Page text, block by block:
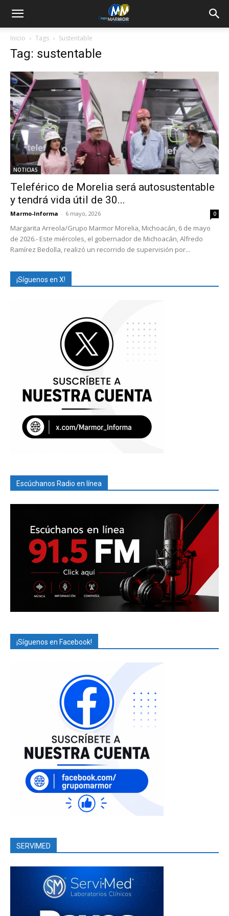
Inicio Tags Sustentable
Tag: sustentable
NOTICIAS
Teleférico de Morelia será autosustentable
y tendrá vida útil de 30...
Marmo-Informa - 6 mayo, 2026 0
Margarita Arreola/Grupo Marmor Morelia, Michoacán, 6 de mayo
de 2026.- Este miércoles, el gobernador de Michoacán, Alfredo
Ramírez Bedolla, realizó un recorrido de supervisión por...
¡Síguenos en X!
Escúchanos Radio en línea
¡Síguenos en Facebook!
SERVIMED